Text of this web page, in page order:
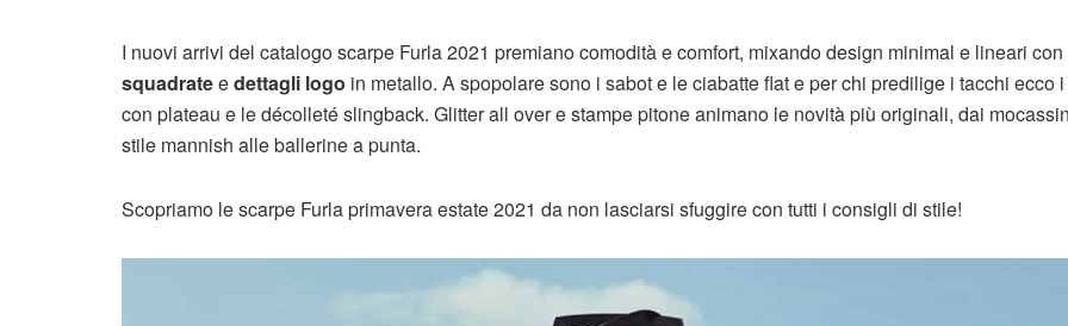
I nuovi arrivi del catalogo scarpe Furla 2021 premiano comodità e comfort, mixando design minimal e lineari con
squadrateedettagli logo in metallo. A spopolare sono i sabot e le ciabatte flat e per chi predilige i tacchi ecco
con plateau e le décolleté slingback. Glitter all over e stampe pitone animano le novità più originali, dai
stile mannish alle ballerine a punta.
Scopriamo le scarpe Furla primavera estate 2021 da non lasciarsi sfuggire con tutti i consigli di stile!